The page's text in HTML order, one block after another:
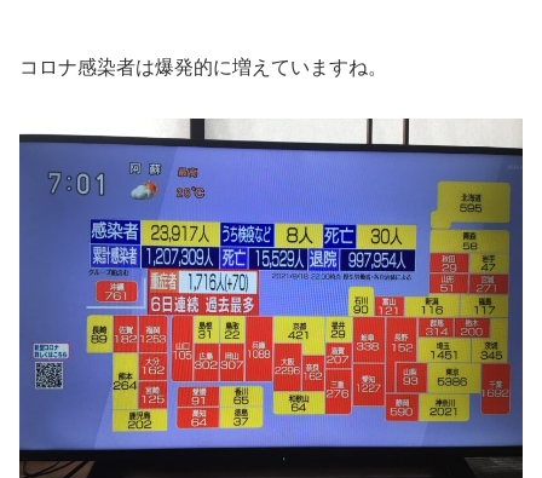
コロナ感染者は爆発的に増えていますね。